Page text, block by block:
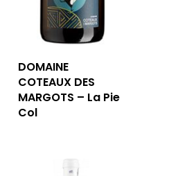
DOMAINE
COTEAUX DES
MARGOTS – La Pie
Col
LA CAVE
LA TABLE
LA CARTE DU